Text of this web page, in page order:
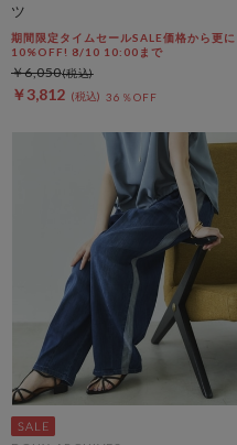
ツ
期間限定タイムセールSALE価格から更に
10%OFF! 8/10 10:00まで
￥3,812 36％OFF
￥6,050